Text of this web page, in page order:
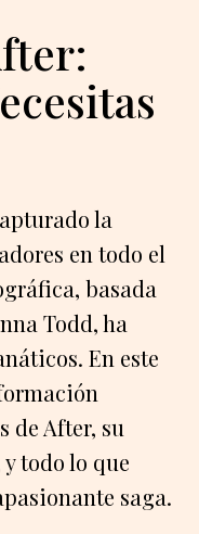
la
en todo el
basada
Todd, ha
En este
de After, su
todo lo que
saga.